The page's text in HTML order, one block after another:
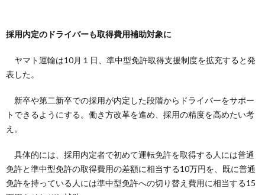
採用内定のドライバーも取得費用補助対象に
ヤマト運輸は10月１日、準中型免許取得支援制度を拡充すると発
表した。
新卒や第二新卒での採用が内定した段階からドライバーをサポー
トできるようにする。働き方改革を進め、採用の精度を高めたい考
え。
具体的には、採用内定者で初めて運転免許を取得する人には普通
免許と準中型免許の取得費用の差額に相当する10万円を、既に普通
免許を持っている人には準中型免許への切り替え費用に相当する15